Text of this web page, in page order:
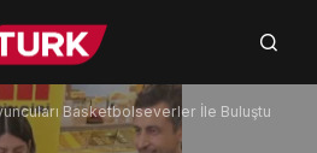
Basketbolseverler İle Buluştu